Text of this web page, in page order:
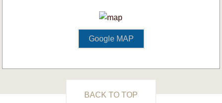
Google MAP
BACK TO TOP